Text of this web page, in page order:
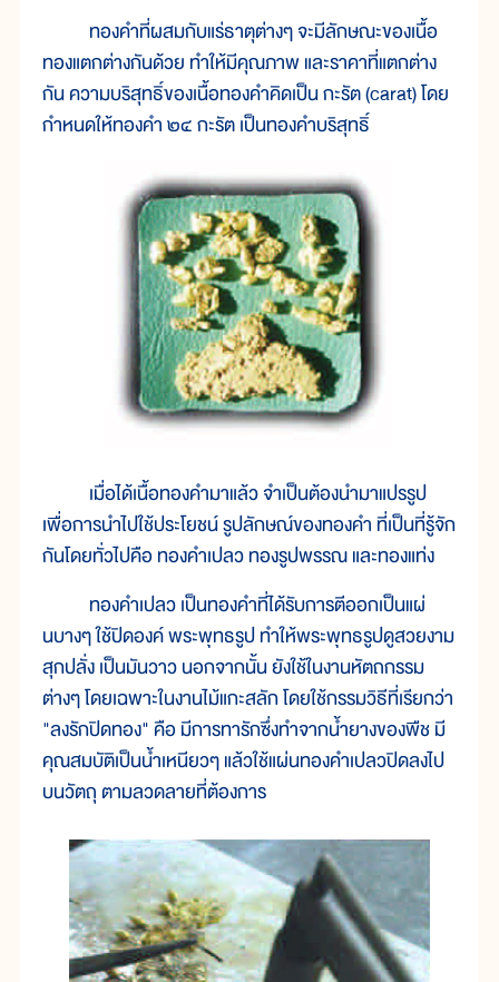
ทองคำที่ผสมกับแร่ธาตุต่างๆ จะมีลักษณะของเนื้อ
ทองแตกต่างกันด้วย ทำให้มีคุณภาพ และราคาที่แตกต่าง
กัน ความบริสุทธิ์ของเนื้อทองคำคิดเป็น กะรัต (carat) โดย
กำหนดให้ทองคำ ๒๔ กะรัต เป็นทองคำบริสุทธิ์
เมื่อได้เนื้อทองคำมาแล้ว จำเป็นต้องนำมาแปรรูป
เพื่อการนำไปใช้ประโยชน์ รูปลักษณ์ของทองคำ ที่เป็นที่รู้จัก
กันโดยทั่วไปคือ ทองคำเปลว ทองรูปพรรณ และทองแท่ง
ทองคำเปลว เป็นทองคำที่ได้รับการตีออกเป็นแผ่
นบางๆ ใช้ปิดองค์ พระพุทธรูป ทำให้พระพุทธรูปดูสวยงาม
สุกปลั่ง เป็นมันวาว นอกจากนั้น ยังใช้ในงานหัตถกรรม
ต่างๆ โดยเฉพาะในงานไม้แกะสลัก โดยใช้กรรมวิธีที่เรียกว่า
"ลงรักปิดทอง" คือ มีการทารักซึ่งทำจากน้ำยางของพืช มี
คุณสมบัติเป็นน้ำเหนียวๆ แล้วใช้แผ่นทองคำเปลวปิดลงไป
บนวัตถุ ตามลวดลายที่ต้องการ